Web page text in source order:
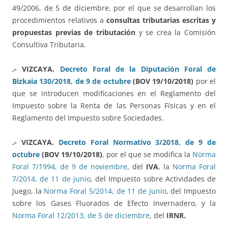
49/2006, de 5 de diciembre, por el que se desarrollan los
procedimientos relativos a consultas tributarias escritas y
propuestas previas de tributación y se crea la Comisión
Consultiva Tributaria.
.- VIZCAYA. Decreto Foral de la Diputación Foral de
Bizkaia 130/2018, de 9 de octubre(BOV 19/10/2018) por el
que se introducen modificaciones en el Reglamento del
Impuesto sobre la Renta de las Personas Físicas y en el
Reglamento del Impuesto sobre Sociedades.
.- VIZCAYA. Decreto Foral Normativo 3/2018, de 9 de
octubre (BOV 19/10/2018), por el que se modifica la Norma
Foral 7/1994, de 9 de noviembre, del IVA, la Norma Foral
7/2014, de 11 de junio, del Impuesto sobre Actividades de
Juego, la Norma Foral 5/2014, de 11 de junio, del Impuesto
sobre los Gases Fluorados de Efecto Invernadero, y la
Norma Foral 12/2013, de 5 de diciembre, del IRNR.